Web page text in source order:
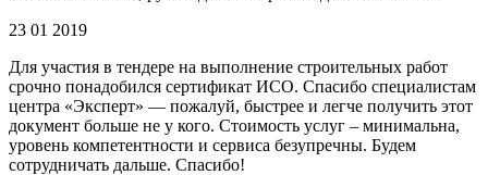
23 01 2019
Для участия в тендере на выполнение строительных работ
срочно понадобился сертификат ИСО. Спасибо специалистам
центра «Эксперт» — пожалуй, быстрее и легче получить этот
документ больше не у кого. Стоимость услуг – минимальна,
уровень компетентности и сервиса безупречны. Будем
сотрудничать дальше. Спасибо!